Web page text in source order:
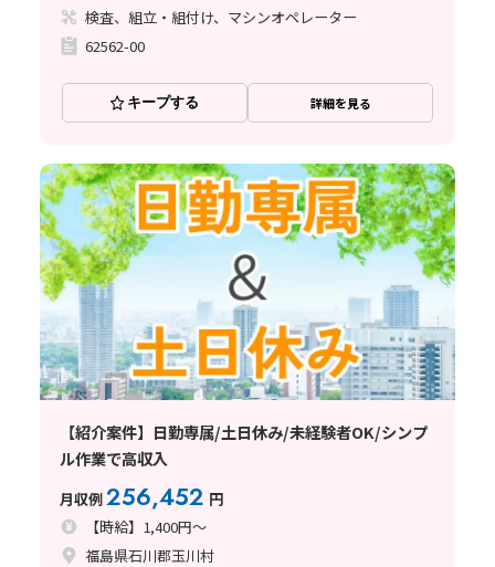
検査、組立・組付け、マシンオペレーター
62562-00
キープする 詳細を見る
【紹介案件】日勤専属/土日休み/未経験者OK/シンプ
ル作業で高収入
月収例256,452 円
【時給】1,400円～
福島県石川郡玉川村